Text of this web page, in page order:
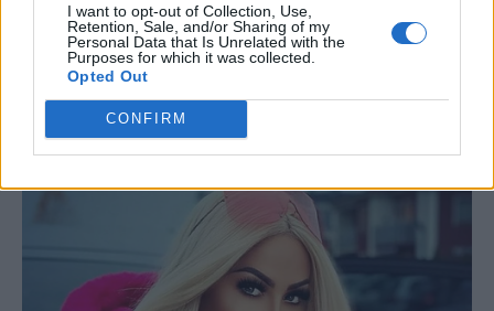
I want to opt-out of Collection, Use,
Retention, Sale, and/or Sharing of my
Personal Data that Is Unrelated with the
Purposes for which it was collected.
Opted Out
CONFIRM